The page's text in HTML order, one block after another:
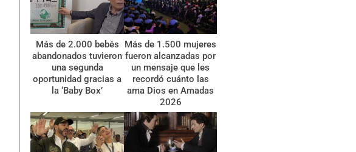
Más de 2.000 bebés
abandonados tuvieron
una segunda
oportunidad gracias a
la ‘Baby Box’
Más de 1.500 mujeres
fueron alcanzadas por
un mensaje que les
recordó cuánto las
ama Dios en Amadas
2026